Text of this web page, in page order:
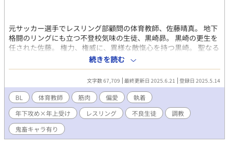
元サッカー選手でレスリング部顧問の体育教師、佐藤晴真。 地下
格闘のリングにも立つ不登校気味の生徒、黒崎昴。 黒崎の更生を
任された佐藤。 権力、権威に、異様な敵愾心を持つ黒崎。 聖なる
心を保ち、必死で黒崎の信頼を得ようとする佐藤を権威権力の手
先としてボロボロにしようと黒崎は動き出す。 『聖職』、『聖
域』、『聖夜』に続き『聖心』を突かれ堕ちていく体育教師のお
話。
続きを読む
文字数 67,709 最終更新日 2025.6.21 登録日 2025.5.14
BL 体育教師 筋肉 偏愛
執着
年下攻め×年上受け
レスリング 不良生徒
調教
鬼畜キャラ有り